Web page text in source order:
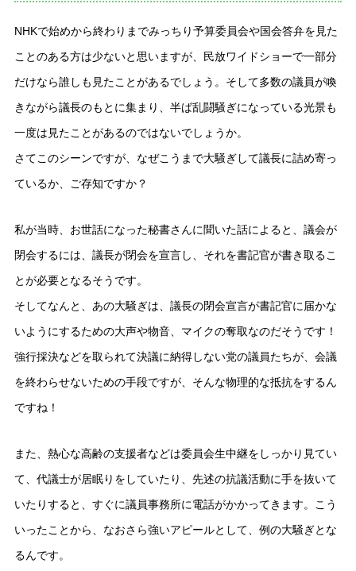
NHKで始めから終わりまでみっちり予算委員会や国会答弁を見た
ことのある方は少ないと思いますが、民放ワイドショーで一部分
だけなら誰しも見たことがあるでしょう。そして多数の議員が喚
きながら議長のもとに集まり、半ば乱闘騒ぎになっている光景も
一度は見たことがあるのではないでしょうか。
さてこのシーンですが、なぜこうまで大騒ぎして議長に詰め寄っ
ているか、ご存知ですか？
私が当時、お世話になった秘書さんに聞いた話によると、議会が
閉会するには、議長が閉会を宣言し、それを書記官が書き取るこ
とが必要となるそうです。
そしてなんと、あの大騒ぎは、議長の閉会宣言が書記官に届かな
いようにするための大声や物音、マイクの奪取なのだそうです！
強行採決などを取られて決議に納得しない党の議員たちが、会議
を終わらせないための手段ですが、そんな物理的な抵抗をするん
ですね！
また、熱心な高齢の支援者などは委員会生中継をしっかり見てい
て、代議士が居眠りをしていたり、先述の抗議活動に手を抜いて
いたりすると、すぐに議員事務所に電話がかかってきます。こう
いったことから、なおさら強いアピールとして、例の大騒ぎとな
るんです。